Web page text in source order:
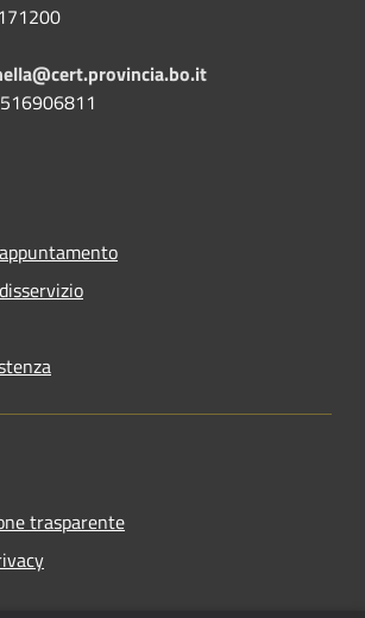
trasparente